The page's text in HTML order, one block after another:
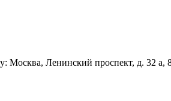
Москва, Ленинский проспект, д. 32 а,